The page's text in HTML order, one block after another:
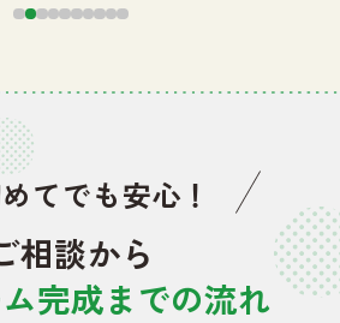
てでも安心！
相談から
完成までの流れ